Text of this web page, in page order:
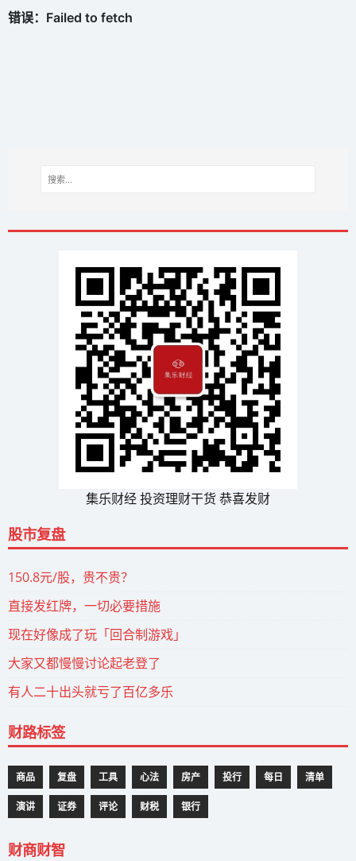
集乐财经 投资理财干货 恭喜发财
股市复盘
150.8元/股，贵不贵？
直接发红牌，一切必要措施
现在好像成了玩「回合制游戏」
大家又都慢慢讨论起老登了
有人二十出头就亏了百亿多乐
财路标签
商品 复盘 工具 心法 房产 投行 每日 清单
演讲 证券 评论 财税 银行
财商财智